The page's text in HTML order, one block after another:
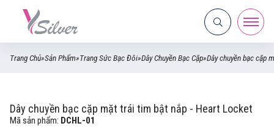
Trang Chủ»Sản Phẩm»Trang Sức Bạc Đôi»Dây Chuyền Bạc Cặp»Dây chuyền bạc cặp
Dây chuyền bạc cặp mặt trái tim bật nắp - Heart Locket
Mã sản phẩm: DCHL-01